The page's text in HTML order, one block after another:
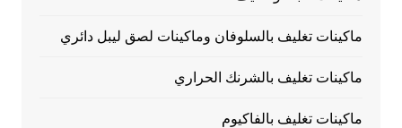
ماكينات تغليف بالسلوفان وماكينات لصق ليبل دائري
ماكينات تغليف بالشرنك الحراري
ماكينات تغليف بالفاكيوم